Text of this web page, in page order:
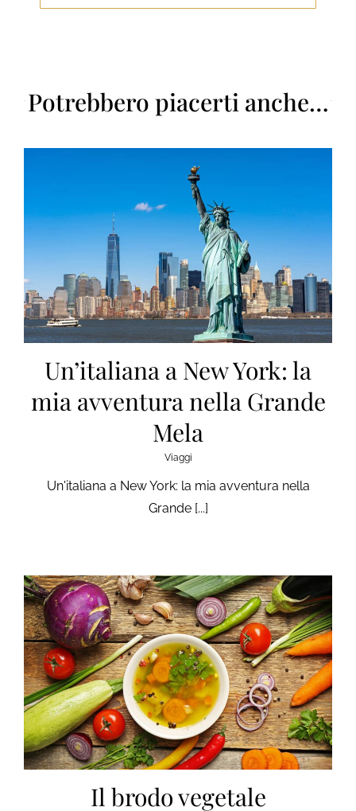
Potrebbero piacerti anche…
Un’italiana a New York: la
mia avventura nella Grande
Mela
Viaggi
Un'italiana a New York: la mia avventura nella
Grande [...]
Il brodo vegetale